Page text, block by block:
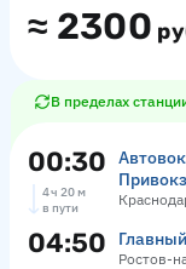
≈ 2300
В пределах
00:30
4 ч 20 м
в пути
04:50 Ростов-